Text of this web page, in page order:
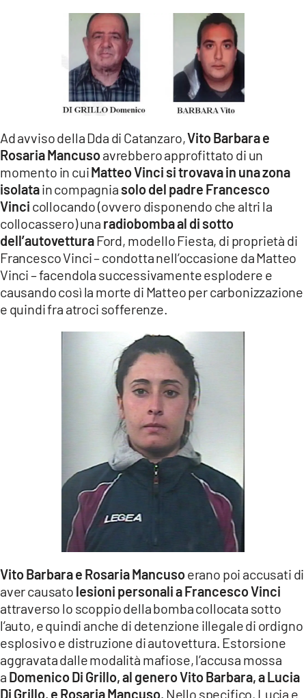
Ad avviso della Dda di Catanzaro,Vito Barbara e
Rosaria Mancusoavrebbero approfittato di un
momento in cuiMatteo Vinci si trovava in una zona
isolatain compagnia solo del padre Francesco
Vinci collocando (ovvero disponendo che altri la
collocassero) una radiobombaal di sotto
dell’autovetturaFord, modello Fiesta, di proprietà di
Francesco Vinci – condotta nell’occasione da Matteo
Vinci – facendola successivamente esplodere e
causando così la morte di Matteo per carbonizzazione
e quindi fra atroci sofferenze.
Vito Barbara e Rosaria Mancusoerano poi accusati di
aver causato lesioni personalia Francesco Vinci
attraverso lo scoppio della bomba collocata sotto
l’auto, e quindi anche di detenzione illegale di ordigno
esplosivo e distruzione di autovettura. Estorsione
aggravata dalle modalità mafiose, l’accusa mossa
a Domenico Di Grillo, al genero Vito Barbara, a Lucia
Di Grillo, e Rosaria Mancuso. Nello specifico, Lucia e